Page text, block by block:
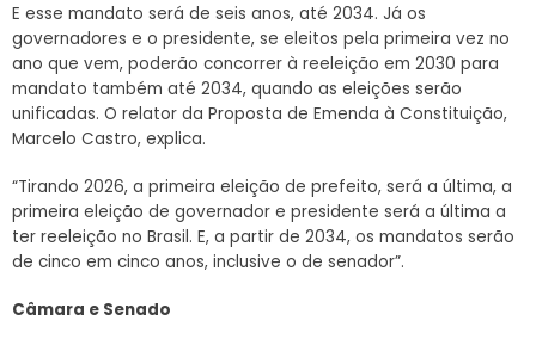
E esse mandato será de seis anos, até 2034. Já os
governadores e o presidente, se eleitos pela primeira vez no
ano que vem, poderão concorrer à reeleição em 2030 para
mandato também até 2034, quando as eleições serão
unificadas. O relator da Proposta de Emenda à Constituição,
Marcelo Castro, explica.
“Tirando 2026, a primeira eleição de prefeito, será a última, a
primeira eleição de governador e presidente será a última a
ter reeleição no Brasil. E, a partir de 2034, os mandatos serão
de cinco em cinco anos, inclusive o de senador”.
Câmara e Senado